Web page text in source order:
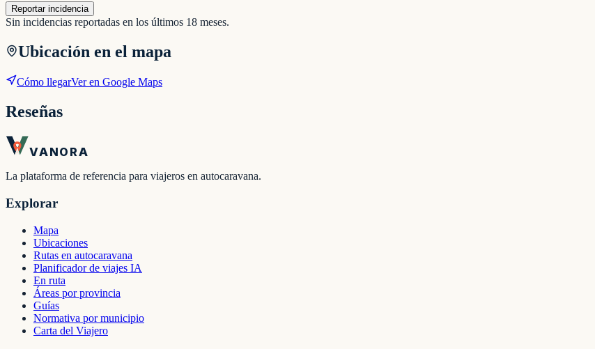
Reportar incidencia
Sin incidencias reportadas en los últimos 18 meses.
Ubicación en el mapa
Cómo llegarVer en Google Maps
Reseñas
VANORA
La plataforma de referencia para viajeros en autocaravana.
Explorar
Mapa
Ubicaciones
Rutas en autocaravana
Planificador de viajes IA
En ruta
Áreas por provincia
Guías
Normativa por municipio
Carta del Viajero